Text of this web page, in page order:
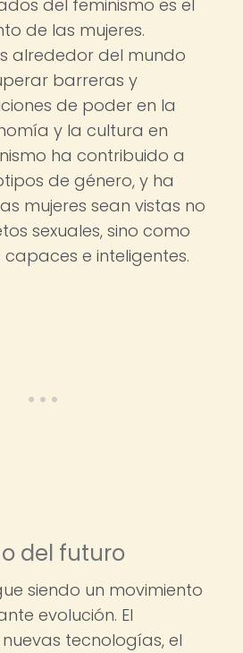
del feminismo es el
de las mujeres.
alrededor del mundo
barreras y
de poder en la
y la cultura en
ha contribuido a
de género, y ha
mujeres sean vistas no
sexuales, sino como
e inteligentes.
del futuro
siendo un movimiento
evolución. El
tecnologías, el